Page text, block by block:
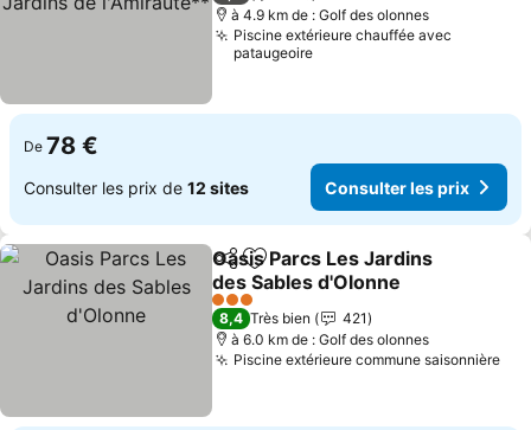
à 4.9 km de : Golf des olonnes
Piscine extérieure chauffée avec
pataugeoire
De 78 €
Consulter les prix de 12 sites Consulter les prix
PartagerAjouter à mes favoris
Oasis Parcs Les Jardins
des Sables d'Olonne
3 Étoiles
8,4 Très bien
421
à 6.0 km de : Golf des olonnes
Piscine extérieure commune saisonnière